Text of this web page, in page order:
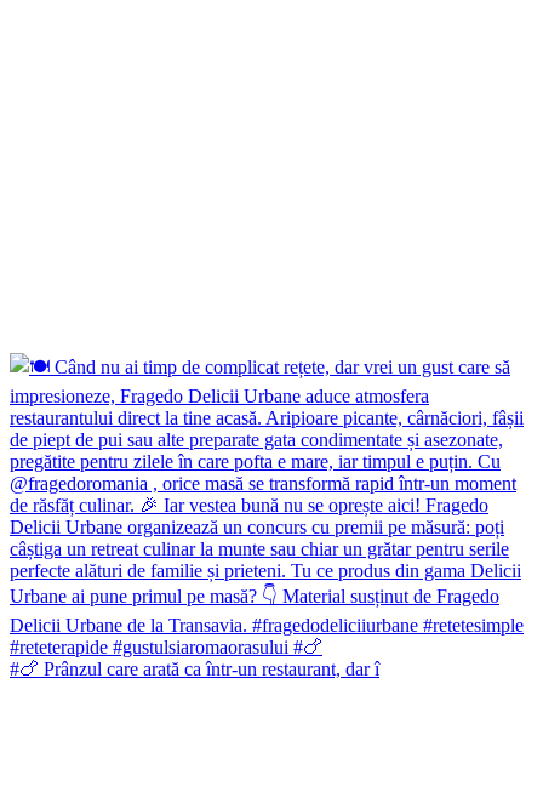
#🍗 Prânzul care arată ca într-un restaurant, dar î